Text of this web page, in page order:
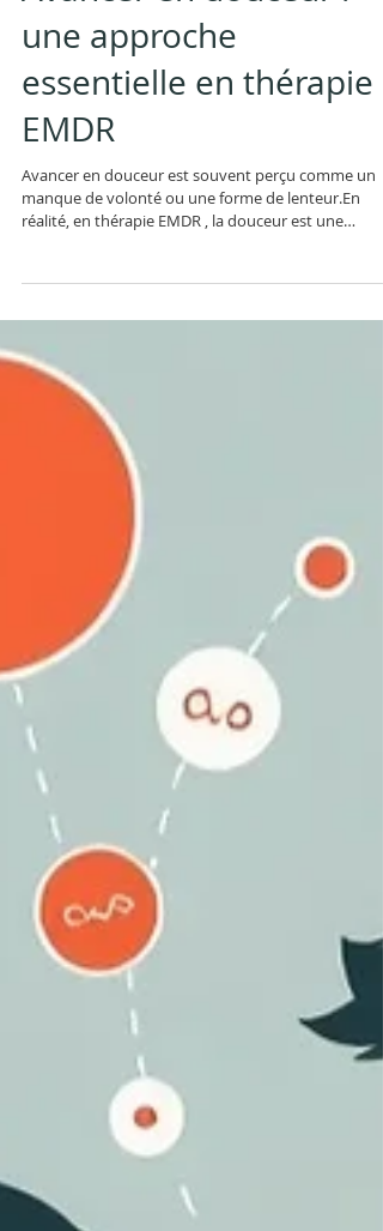
Avancer en douceur :
une approche
essentielle en thérapie
EMDR
Avancer en douceur est souvent perçu comme un
traumatisme, son système nerveux apprend à
protéger. Vouloir aller trop vite, forcer les souvenirs
ou accélérer le processus thérapeutique peut alors
renforcer l’insécurité plutôt que favoriser la
Pourquoi la douceur est in